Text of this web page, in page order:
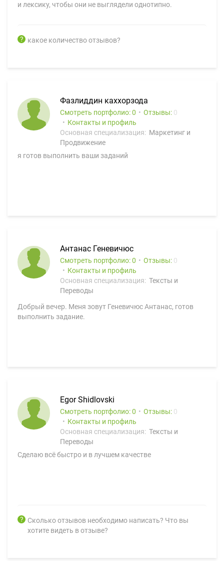
и лексику, чтобы они не выглядели однотипно.
какое количество отзывов?
Фазлиддин каххорзода
Смотреть портфолио: 0 Отзывы: 0
Контакты и профиль
Основная специализация: Маркетинг и
Продвижение
я готов выполнить ваши заданий
Антанас Геневичюс
Смотреть портфолио: 0 Отзывы: 0
Контакты и профиль
Основная специализация: Тексты и
Переводы
Добрый вечер. Меня зовут Геневичюс Антанас, готов
выполнить задание.
Egor Shidlovski
Смотреть портфолио: 0 Отзывы: 0
Контакты и профиль
Основная специализация: Тексты и
Переводы
Сделаю всё быстро и в лучшем качестве
Сколько отзывов необходимо написать? Что вы
хотите видеть в отзыве?